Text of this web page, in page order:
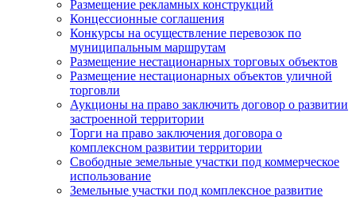
Размещение рекламных конструкций
Концессионные соглашения
Конкурсы на осуществление перевозок по
муниципальным маршрутам
Размещение нестационарных торговых объектов
Размещение нестационарных объектов уличной
торговли
Аукционы на право заключить договор о развитии
застроенной территории
Торги на право заключения договора о
комплексном развитии территории
Свободные земельные участки под коммерческое
использование
Земельные участки под комплексное развитие